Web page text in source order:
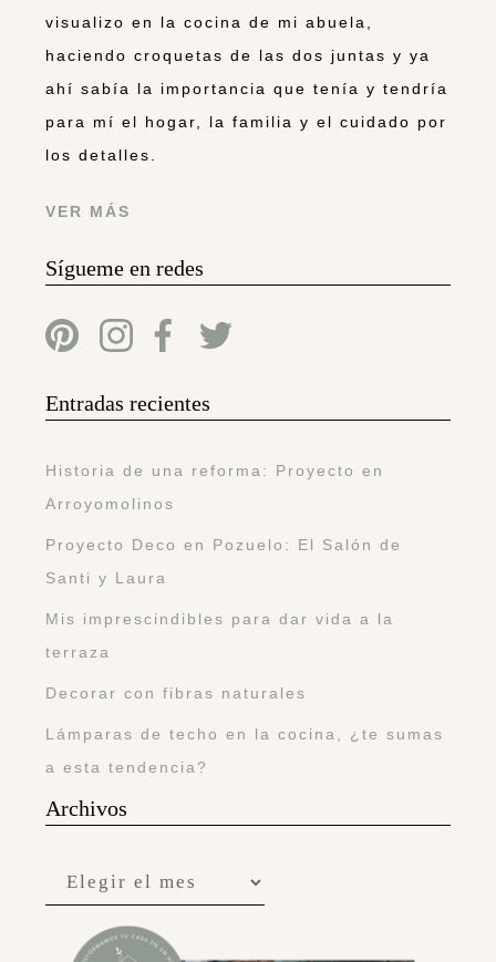
visualizo en la cocina de mi abuela,
haciendo croquetas de las dos juntas y ya
ahí sabía la importancia que tenía y tendría
para mí el hogar, la familia y el cuidado por
los detalles.
VER MÁS
Sígueme en redes
Entradas recientes
Historia de una reforma: Proyecto en
Arroyomolinos
Proyecto Deco en Pozuelo: El Salón de
Santi y Laura
Mis imprescindibles para dar vida a la
terraza
Decorar con fibras naturales
Lámparas de techo en la cocina, ¿te sumas
a esta tendencia?
Archivos